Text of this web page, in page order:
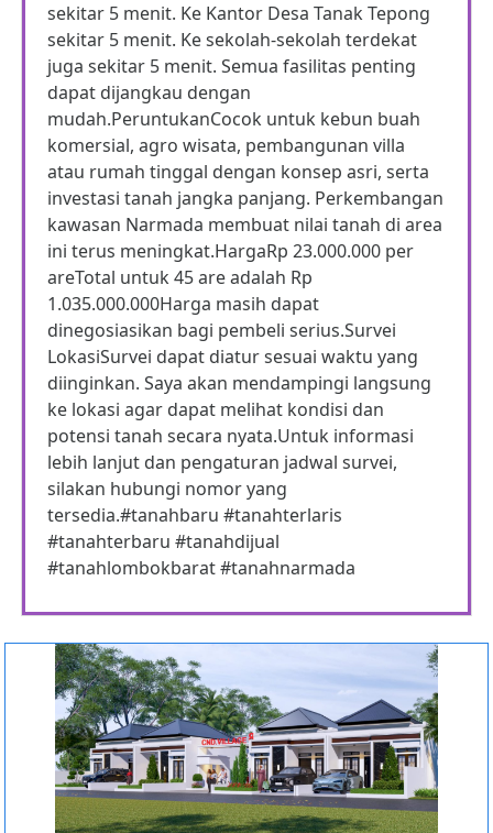
sekitar 5 menit. Ke Kantor Desa Tanak Tepong
sekitar 5 menit. Ke sekolah-sekolah terdekat
juga sekitar 5 menit. Semua fasilitas penting
dapat dijangkau dengan
mudah.PeruntukanCocok untuk kebun buah
komersial, agro wisata, pembangunan villa
atau rumah tinggal dengan konsep asri, serta
investasi tanah jangka panjang. Perkembangan
kawasan Narmada membuat nilai tanah di area
ini terus meningkat.HargaRp 23.000.000 per
areTotal untuk 45 are adalah Rp
1.035.000.000Harga masih dapat
dinegosiasikan bagi pembeli serius.Survei
LokasiSurvei dapat diatur sesuai waktu yang
diinginkan. Saya akan mendampingi langsung
ke lokasi agar dapat melihat kondisi dan
potensi tanah secara nyata.Untuk informasi
lebih lanjut dan pengaturan jadwal survei,
silakan hubungi nomor yang
tersedia.#tanahbaru #tanahterlaris
#tanahterbaru #tanahdijual
#tanahlombokbarat #tanahnarmada